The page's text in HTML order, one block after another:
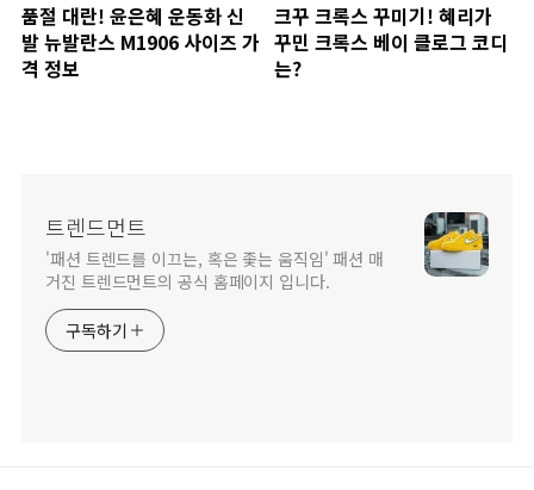
품절 대란! 윤은혜 운동화 신
발 뉴발란스 M1906 사이즈 가
격 정보
크꾸 크록스 꾸미기! 혜리가
꾸민 크록스 베이 클로그 코디
는?
트렌드먼트
'패션 트렌드를 이끄는, 혹은 좇는 움직임' 패션 매
거진 트렌드먼트의 공식 홈페이지 입니다.
구독하기